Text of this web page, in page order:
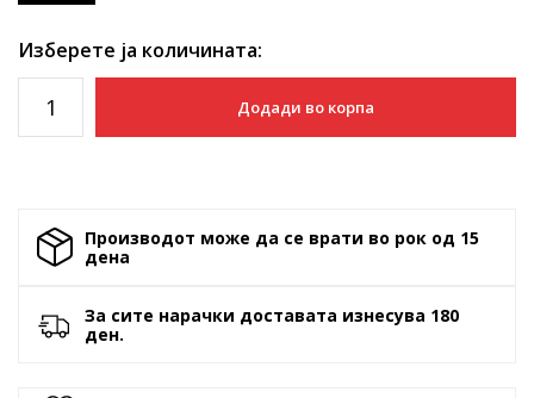
Изберете ја количината:
Додади во корпа
Производот може да се врати во рок од 15
денa
За сите нарачки доставата изнесува 180
ден.